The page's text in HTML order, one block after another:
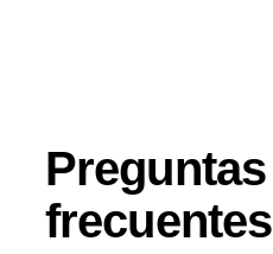
Preguntas
frecuentes